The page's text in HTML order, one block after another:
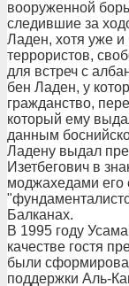
вооруженной
следившие за
Ладен, хотя уже и
террористов,
для встреч с
бен Ладен, у
гражданство,
который ему
данным
Ладену выдал
Изетбегович в
моджахедами его
Балканах.
В 1995 году
качестве гостя
были
поддержки Аль-